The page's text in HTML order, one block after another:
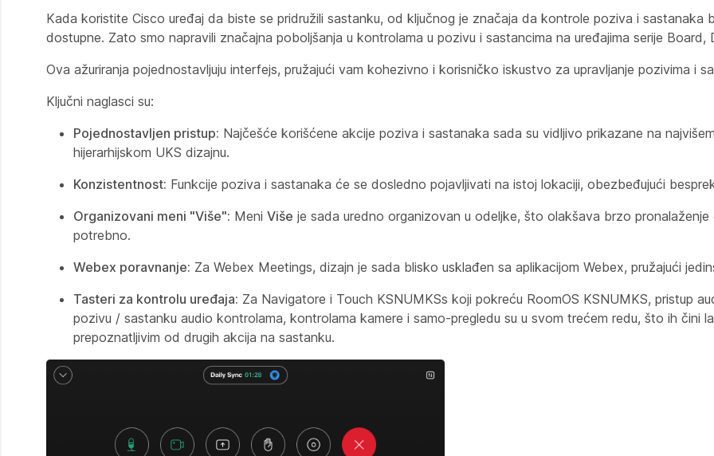
Kada koristite Cisco uređaj da biste se pridružili sastanku, od ključnog je značaja da kontrole poziva i sastanaka
dostupne. Zato smo napravili značajna poboljšanja u kontrolama u pozivu i sastancima na uređajima serije Board,
Ova ažuriranja pojednostavljuju interfejs, pružajući vam kohezivno i korisničko iskustvo za upravljanje pozivima i
Ključni naglasci su:
Pojednostavljen pristup: Najčešće korišćene akcije poziva i sastanaka sada su vidljivo prikazane na
hijerarhijskom UKS dizajnu.
Konzistentnost: Funkcije poziva i sastanaka će se dosledno pojavljivati na istoj lokaciji, obezbeđujući
Organizovani meni "Više": Meni Više je sada uredno organizovan u odeljke, što olakšava brzo
potrebno.
Webex poravnanje: Za Webex Meetings, dizajn je sada blisko usklađen sa aplikacijom Webex, pružajući
Tasteri za kontrolu uređaja: Za Navigatore i Touch KSNUMKSs koji pokreću RoomOS KSNUMKS, pristup
pozivu / sastanku audio kontrolama, kontrolama kamere i samo-pregledu su u svom trećem redu, što ih čini
prepoznatljivim od drugih akcija na sastanku.